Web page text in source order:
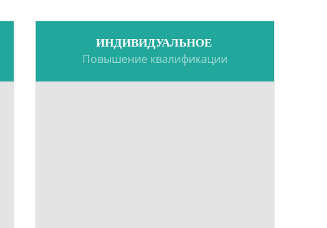
ИНДИВИДУАЛЬНОЕ
Повышение квалификации